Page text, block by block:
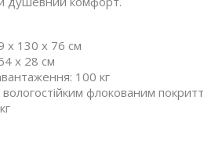
х 130 х 76 см
х 28 см
100 кг
вологостійким флокованим